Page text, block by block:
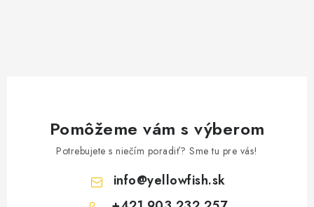
Pomôžeme vám s výberom
Potrebujete s niečím poradiť? Sme tu pre vás!
info@yellowfish.sk